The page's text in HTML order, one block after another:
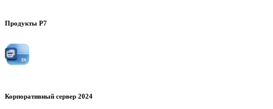
Продукты Р7
Корпоративный сервер 2024